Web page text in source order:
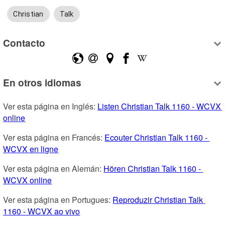
Christian Talk
Contacto
En otros idiomas
Ver esta página en Inglés: Listen Christian Talk 1160 - WCVX
online
Ver esta página en Francés: Ecouter Christian Talk 1160 -
WCVX en ligne
Ver esta página en Alemán: Hören Christian Talk 1160 -
WCVX online
Ver esta página en Portugues: Reproduzir Christian Talk
1160 - WCVX ao vivo